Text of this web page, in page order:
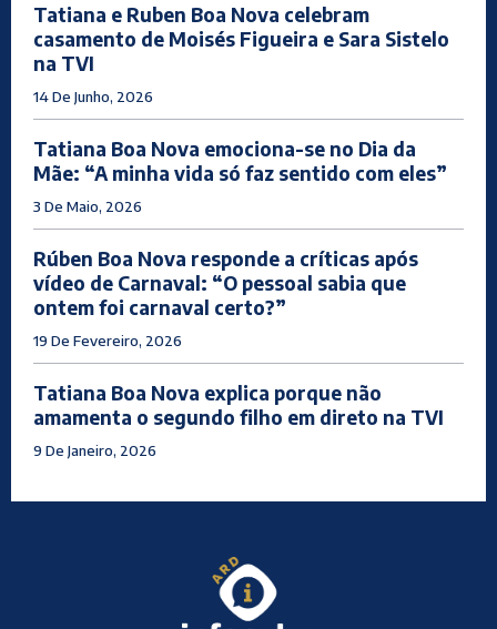
Tatiana e Ruben Boa Nova celebram
casamento de Moisés Figueira e Sara Sistelo
na TVI
14 De Junho, 2026
Tatiana Boa Nova emociona-se no Dia da
Mãe: “A minha vida só faz sentido com eles”
3 De Maio, 2026
Rúben Boa Nova responde a críticas após
vídeo de Carnaval: “O pessoal sabia que
ontem foi carnaval certo?”
19 De Fevereiro, 2026
Tatiana Boa Nova explica porque não
amamenta o segundo filho em direto na TVI
9 De Janeiro, 2026